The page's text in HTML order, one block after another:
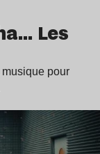
Les
pour